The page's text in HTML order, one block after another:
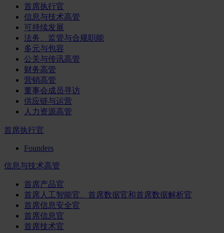
首席执行官
信息与技术高管
可持续发展
法务、监管与合规职能
多元与包容
公关与传讯高管
财务高管
营销高管
董事会成员寻访
供应链与运营
人力资源高管
首席执行官
Founders
信息与技术高管
首席产品官
首席人工智能官、首席数据官和首席数据解析官
首席信息安全官
首席信息官
首席技术官